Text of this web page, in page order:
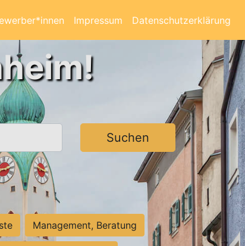
Impressum Datenschutzerklärung
Suchen
Management, Beratung